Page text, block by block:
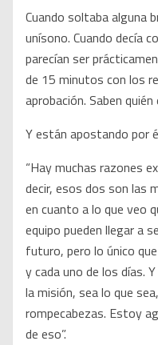
Cuando soltaba alguna
unísono. Cuando decía
parecían ser
de 15 minutos con los
aprobación. Saben
Y están apostando por
“Hay muchas razones
decir, esos dos son las
en cuanto a lo que veo
equipo pueden llegar a
futuro, pero lo único
y cada uno de los días.
la misión, sea lo que
rompecabezas. Estoy
de eso”.